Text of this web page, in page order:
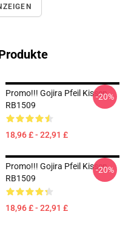
Promo!!! Gojira Pfeil Kissen
RB1509
18,96 £ - 22,91 £
-20%
Promo!!! Gojira Pfeil Kissen
RB1509
18,96 £ - 22,91 £
-20%